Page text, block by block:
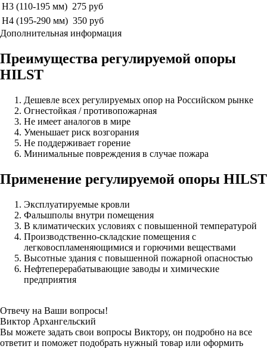
H3 (110-195 мм) 275 руб
H4 (195-290 мм) 350 руб
Дополнительная информация
Преимущества регулируемой опоры
HILST
Дешевле всех регулируемых опор на Российском рынке
Огнестойкая / противопожарная
Не имеет аналогов в мире
Уменьшает риск возгорания
Не поддерживает горение
Минимальные повреждения в случае пожара
Применение регулируемой опоры HILST
Эксплуатируемые кровли
Фальшполы внутри помещения
В климатических условиях с повышенной температурой
Производственно-складские помещения с
легковоспламеняющимися и горючими веществами
Высотные здания с повышенной пожарной опасностью
Нефтеперерабатывающие заводы и химические
предприятия
Отвечу на Ваши вопросы!
Виктор Архангельский
Вы можете задать свои вопросы Виктору, он подробно на все
ответит и поможет подобрать нужный товар или оформить